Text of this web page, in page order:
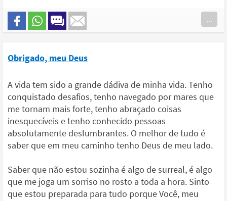
...
Obrigado, meu Deus
A vida tem sido a grande dádiva de minha vida. Tenho
conquistado desafios, tenho navegado por mares que
me tornam mais forte, tenho abraçado coisas
inesquecíveis e tenho conhecido pessoas
absolutamente deslumbrantes. O melhor de tudo é
saber que em meu caminho tenho Deus de meu lado.
Saber que não estou sozinha é algo de surreal, é algo
que me joga um sorriso no rosto a toda a hora. Sinto
que estou preparada para tudo porque Você, meu